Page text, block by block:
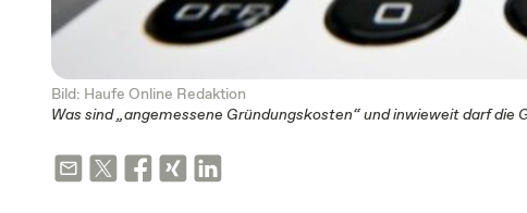
Bild: Haufe Online Redaktion
Was sind „angemessene Gründungskosten“ und inwieweit darf die